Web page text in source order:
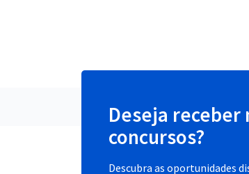
Deseja receber
concursos?
Descubra as oportunidades